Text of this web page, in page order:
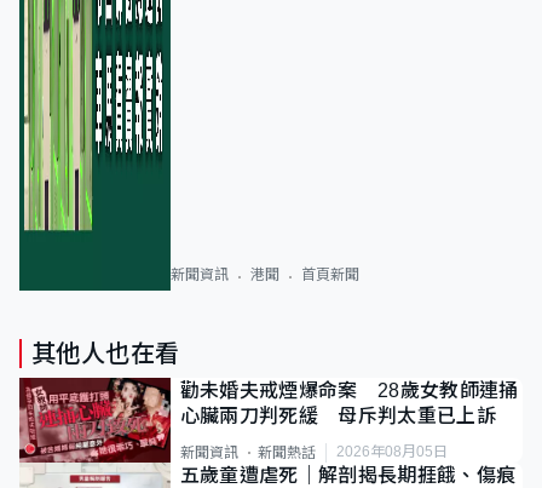
新聞資訊 港聞 首頁新聞
其他人也在看
勸未婚夫戒煙爆命案 28歲女教師連捅
心臟兩刀判死緩 母斥判太重已上訴
新聞資訊 新聞熱話 2026年08月05日
五歲童遭虐死｜解剖揭長期捱餓、傷痕